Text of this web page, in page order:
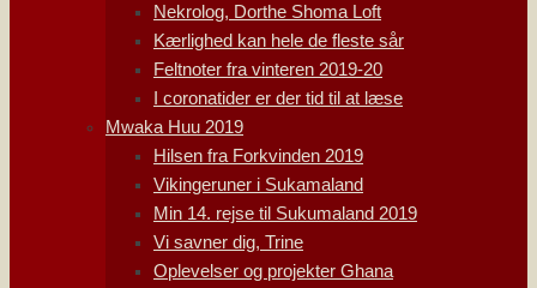
Nekrolog, Dorthe Shoma Loft
Kærlighed kan hele de fleste sår
Feltnoter fra vinteren 2019-20
I coronatider er der tid til at læse
Mwaka Huu 2019
Hilsen fra Forkvinden 2019
Vikingeruner i Sukamaland
Min 14. rejse til Sukumaland 2019
Vi savner dig, Trine
Oplevelser og projekter Ghana